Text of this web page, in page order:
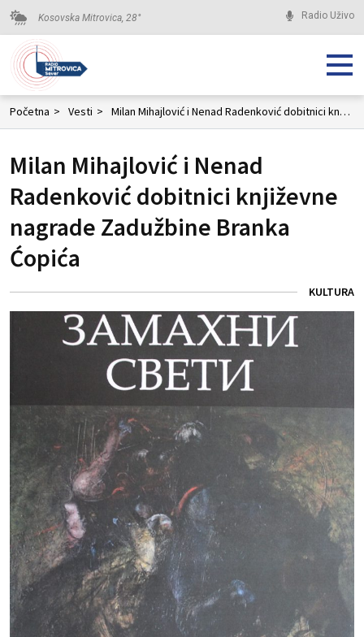
Kosovska Mitrovica, 28° Radio Uživo
Početna > Vesti > Milan Mihajlović i Nenad Radenković dobitnici književne nagrade Zadužbine Branka Ćopića
Milan Mihajlović i Nenad
Radenković dobitnici književne
nagrade Zadužbine Branka
Ćopića
KULTURA